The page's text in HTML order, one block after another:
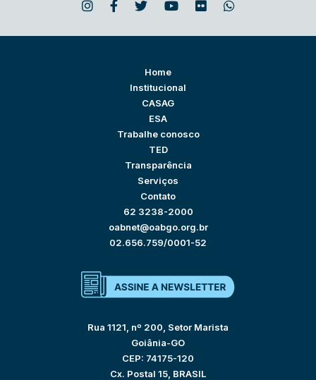
Home
Institucional
CASAG
ESA
Trabalhe conosco
TED
Transparência
Serviços
Contato
62 3238-2000
oabnet@oabgo.org.br
02.656.759/0001-52
Rua 1121, nº 200, Setor Marista
Goiânia-GO
CEP: 74175-120
Cx. Postal 15, BRASIL